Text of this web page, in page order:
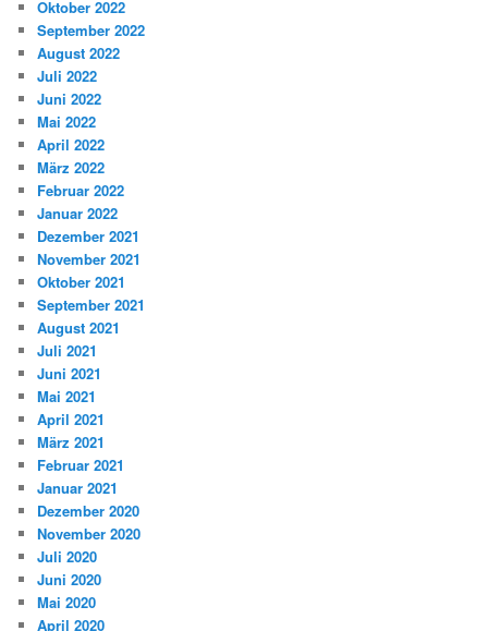
Oktober 2022
September 2022
August 2022
Juli 2022
Juni 2022
Mai 2022
April 2022
März 2022
Februar 2022
Januar 2022
Dezember 2021
November 2021
Oktober 2021
September 2021
August 2021
Juli 2021
Juni 2021
Mai 2021
April 2021
März 2021
Februar 2021
Januar 2021
Dezember 2020
November 2020
Juli 2020
Juni 2020
Mai 2020
April 2020